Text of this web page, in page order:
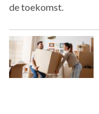
de toekomst.